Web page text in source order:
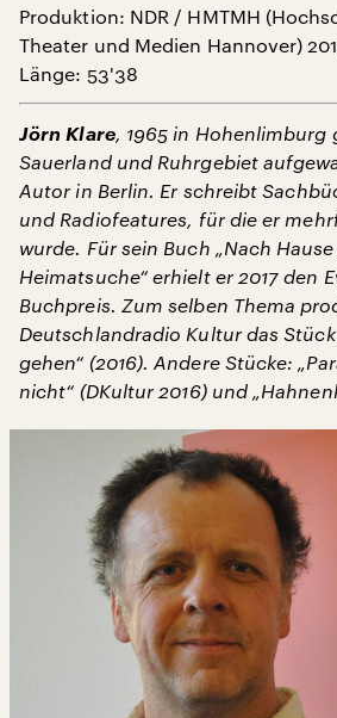
Produktion: NDR / HMTMH
Theater und Medien Hannover)
Länge: 53'38
Jörn Klare, 1965 in Hohenlimburg
Sauerland und Ruhrgebiet
Autor in Berlin. Er schreibt
und Radiofeatures, für die er
wurde. Für sein Buch „Nach
Heimatsuche“ erhielt er 2017 den
Buchpreis. Zum selben Thema
Deutschlandradio Kultur das
gehen“ (2016). Andere Stücke:
nicht“ (DKultur 2016) und